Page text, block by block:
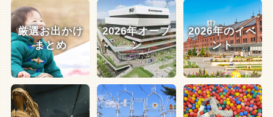
厳選お出かけ
まとめ
2026年オープ
ン
2026年のイベ
ント